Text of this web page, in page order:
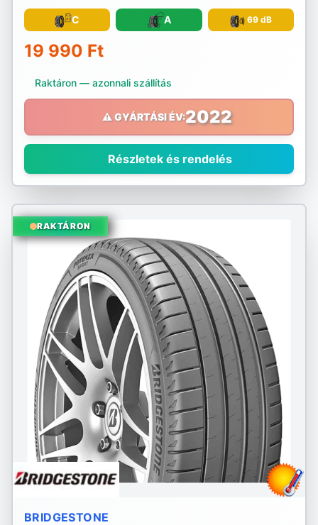
C A 69 dB
19 990 Ft
Raktáron — azonnali szállítás
⚠️ GYÁRTÁSI ÉV:2022
Részletek és rendelés
RAKTÁRON
BRIDGESTONE